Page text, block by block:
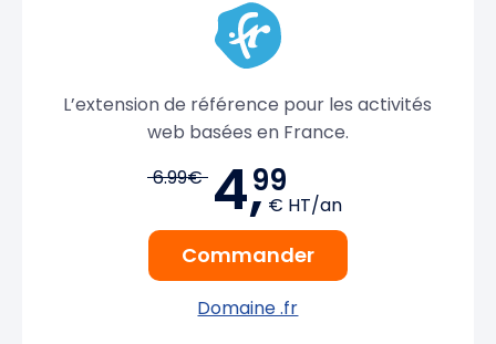
L’extension de référence pour les activités
web basées en France.
6.99€ 4,99
€ HT/an
Commander
Domaine .fr